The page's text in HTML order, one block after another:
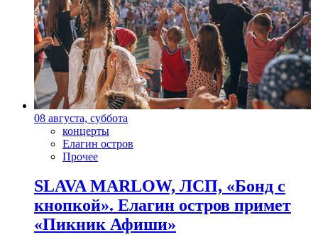
08 августа, суббота
концерты
Елагин остров
Прочее
SLAVA MARLOW, ЛСП, «Бонд с
кнопкой». Елагин остров примет
«Пикник Афиши»